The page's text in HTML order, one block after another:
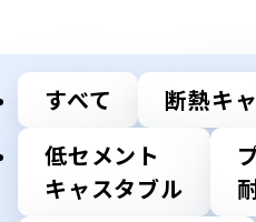
すべて
断熱キ
低セメント
キャスタブル